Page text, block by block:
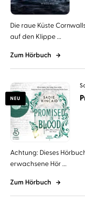
Die raue Küste
auf den Klippe ...
Zum Hörbuch
NEU
Achtung: Dieses
erwachsene Hör ...
Zum Hörbuch